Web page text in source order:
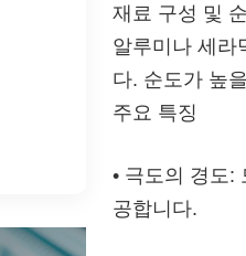
재료 구성 및
알루미나 세라
다. 순도가 높
주요 특징
• 극도의 경도:
공합니다.